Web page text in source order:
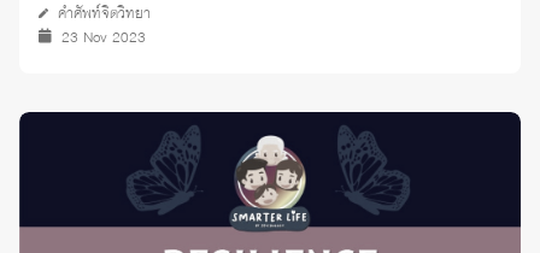
คำศัพท์จิตวิทยา
23 Nov 2023